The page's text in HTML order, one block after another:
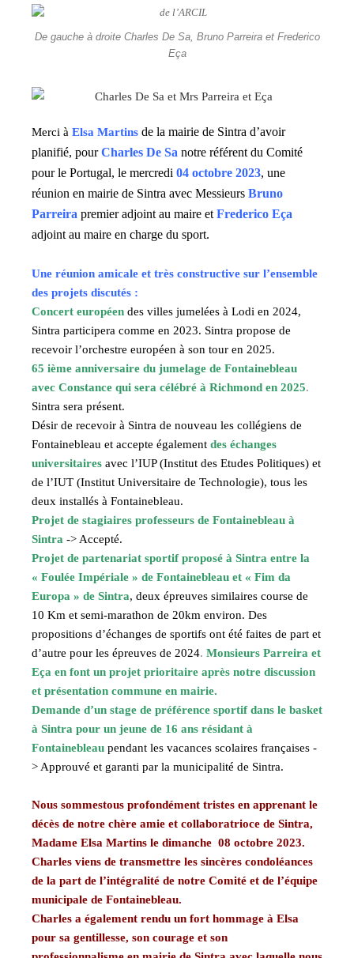
De gauche à droite Charles De Sa, Bruno Parreira et Frederico
Eça
Merci à Elsa Martins de la mairie de Sintra d’avoir
planifié, pourCharles De Sa notre référent du Comité
pour le Portugal, le mercredi 04 octobre 2023, une
réunion en mairie de Sintra avec Messieurs Bruno
Parreira premier adjoint au maire etFrederico Eça
adjoint au maire en charge du sport.
Une réunion amicale et très constructive sur l’ensemble
des projets discutés :
Concert européen des villes jumelées à Lodi en 2024,
Sintra participera comme en 2023. Sintra propose de
recevoir l’orchestre européen à son tour en 2025.
65 ième anniversaire du jumelage de Fontainebleau
avec Constance qui sera célébré à Richmond en 2025.
Sintra sera présent.
Désir de recevoir à Sintra de nouveau les collégiens de
Fontainebleau et accepte également des échanges
universitaires avec l’IUP (Institut des Etudes Politiques) et
de l’IUT (Institut Universitaire de Technologie), tous les
deux installés à Fontainebleau.
Projet de stagiaires professeurs de Fontainebleau à
Sintra -> Accepté.
Projet de partenariat sportif proposé à Sintra entre la
« Foulée Impériale » de Fontainebleau et « Fim da
Europa » de Sintra, deux épreuves similaires course de
10 Km et semi-marathon de 20km environ. Des
propositions d’échanges de sportifs ont été faites de part et
d’autre pour les épreuves de 2024. Monsieurs Parreira et
Eça en font un projet prioritaire après notre discussion
et présentation commune en mairie.
Demande d’un stage de préférence sportif dans le basket
à Sintra pour un jeune de 16 ans résidant à
Fontainebleau pendant les vacances scolaires françaises -
> Approuvé et garanti par la municipalité de Sintra.
Nous sommestous profondément tristes en apprenant le
décès de notre chère amie et collaboratrioce de Sintra,
Madame Elsa Martins le dimanche 08 octobre 2023.
Charles viens de transmettre les sincères condoléances
de la part de l’intégralité de notre Comité et de l’équipe
municipale de Fontainebleau.
Charles a également rendu un fort hommage à Elsa
pour sa gentillesse, son courage et son